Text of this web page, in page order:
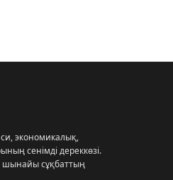
экономикалық,
сенімді дереккөзі.
шынайы сұқбаттың